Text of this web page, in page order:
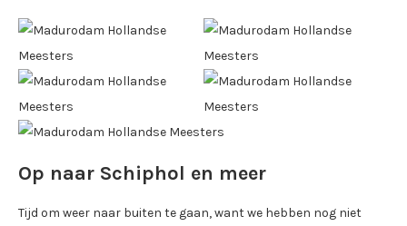
Op naar Schiphol en meer
Tijd om weer naar buiten te gaan, want we hebben nog niet